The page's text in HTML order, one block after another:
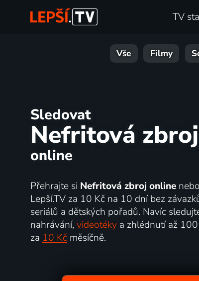
TV
Vše Filmy
Sledovat
Nefritová zbroj
online
Přehrajte si Nefritová zbroj online
Lepší.TV za 10 Kč na 10 dní bez
seriálů a dětských pořadů. Navíc
nahrávání, videotékya zhlédnutí až 100
za 10 Kčměsíčně.